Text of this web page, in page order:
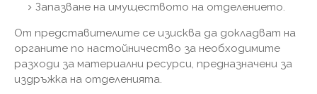
Запазване на имуществото на отделението.
От представителите се изисква да докладват на
органите по настойничество за необходимите
разходи за материални ресурси, предназначени за
издръжка на отделенията.